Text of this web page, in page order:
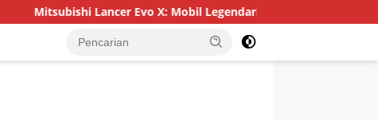
Mitsubishi Lancer Evo X: Mobil Legendaris yang Menggoda